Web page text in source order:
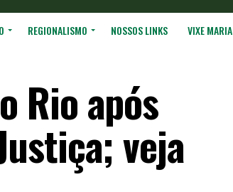
REGIONALISMO NOSSOS LINKS VIXE MARIA
Rio após
veja